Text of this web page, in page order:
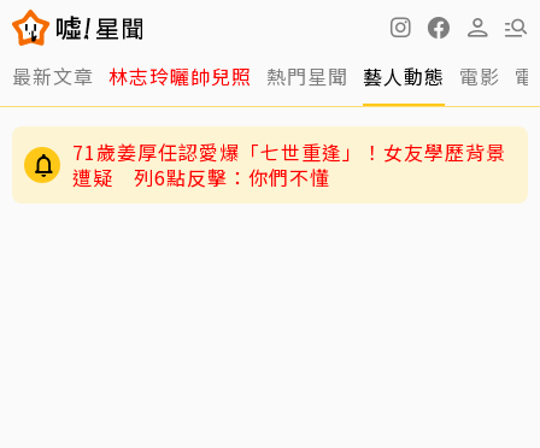
最新文章 林志玲曬帥兒照 熱門星聞 藝人動態 電影
讓位王宇婕退出「神之路」 鄭仲茵深夜吐心聲
71歲姜厚任認愛爆「七世重逢」！女友學歷背景
遭疑 列6點反擊：你們不懂